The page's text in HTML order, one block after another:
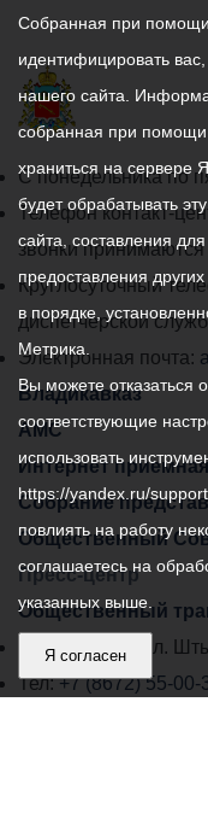
График
работы
администрации
местного
самоуправления
города
Владикавказ:
С понедельника по
Телефон контакт-
звонки
Круглосуточный
диспетчерской
Электронная почта:
Владикавказ
АМС
Интернет приемная
Собрание
Общественный
Пресс-центр
Общественный
Владикавказ, пл.
Тел:+7 (8672) 55-00-
Собранная при
идентифицировать
нашего сайта.
собранная при помощи
храниться на сервере
будет обрабатывать
сайта, составления
предоставления
в порядке,
Метрика.
Вы можете отказаться
соответствующие
использовать
https://yandex.ru/
повлиять на работу
соглашаетесь на
указанных выше.
Я согласен